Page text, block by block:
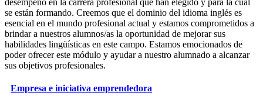
se están formando. Creemos que el dominio del idioma inglés es
esencial en el mundo profesional actual y estamos comprometidos a
brindar a nuestros alumnos/as la oportunidad de mejorar sus
habilidades lingüísticas en este campo. Estamos emocionados de
poder ofrecer este módulo y ayudar a nuestro alumnado a alcanzar
sus objetivos profesionales.
Empresa e iniciativa emprendedora